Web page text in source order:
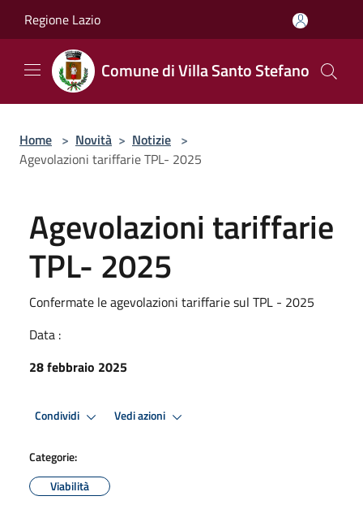
Regione Lazio
Comune di Villa Santo Stefano
Home > Novità > Notizie >
Agevolazioni tariffarie TPL- 2025
Agevolazioni tariffarie
TPL- 2025
Confermate le agevolazioni tariffarie sul TPL - 2025
Data :
28 febbraio 2025
Condividi Vedi azioni
Categorie:
Viabilità